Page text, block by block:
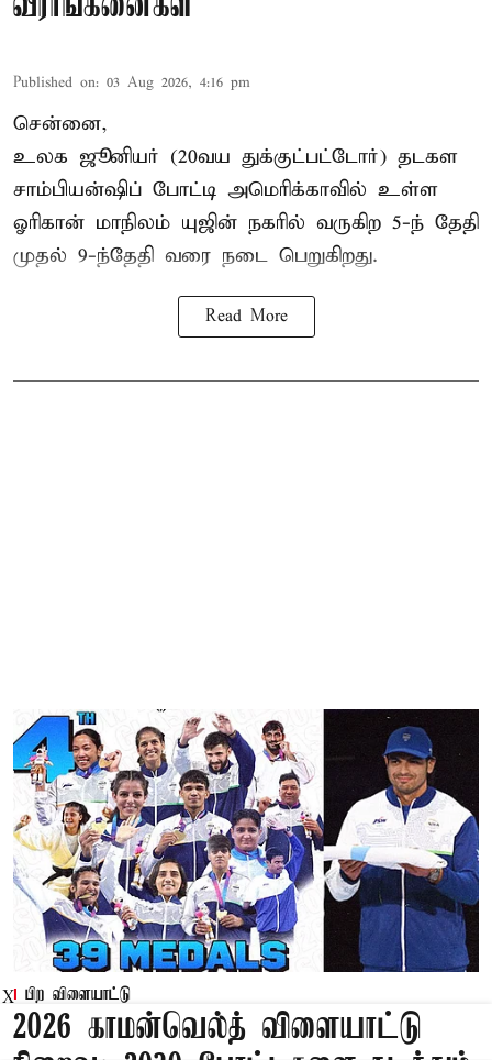
Published on: 03 Aug 2026, 4:16 pm
சென்னை,
உலக ஜூனியர் (20வய துக்குட்பட்டோர்) தடகள
சாம்பியன்ஷிப் போட்டி அமெரிக்காவில் உள்ள
ஓரிகான் மாநிலம் யுஜின் நகரில் வருகிற 5-ந் தேதி
முதல் 9-ந்தேதி வரை நடை பெறுகிறது.
Read More
பிற விளையாட்டு
2026 காமன்வெல்த் விளையாட்டு
X